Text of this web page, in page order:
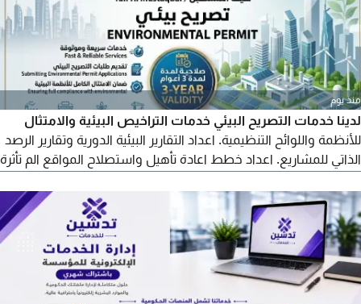
منذ يوم
لدينا خدمات التصريح البيئي خدمات التراخيص البيئية والامتثال
للأنظمة واللوائح التنظيمية. اعداد التقارير البيئية الدورية وتقارير الرصد
الذاتي للمشاريع. اعداد خطط اعادة تأهيل واستصلاح المواقع الم تأثرة